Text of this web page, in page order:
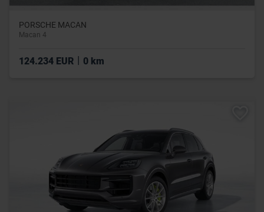
PORSCHE MACAN
Macan 4
124.234 EUR 0 km